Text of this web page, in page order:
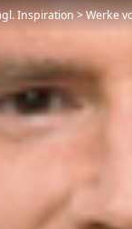
Inspiration>Werke